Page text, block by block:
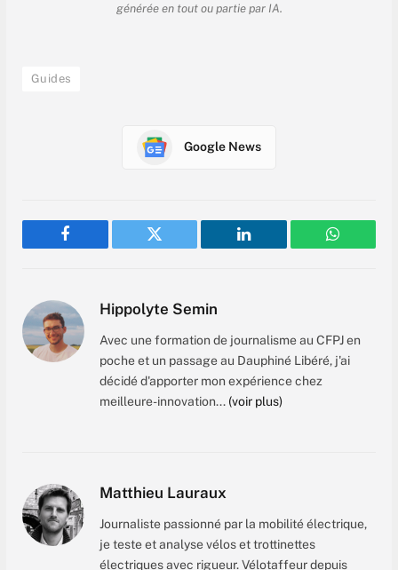
générée en tout ou partie par IA.
Guides
Google News
Facebook Twitter LinkedIn
Hippolyte Semin
Avec une formation de journalisme au CFPJ en
poche et un passage au Dauphiné Libéré, j'ai
décidé d'apporter mon expérience chez
meilleure-innovation... (voir plus)
Matthieu Lauraux
​Journaliste passionné par la mobilité électrique,
je teste et analyse vélos et trottinettes
électriques avec rigueur. Vélotaffeur depuis